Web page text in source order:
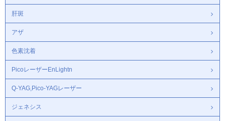
肝斑
アザ
色素沈着
PicoレーザーEnLightn
Q-YAG,Pico-YAGレーザー
ジェネシス